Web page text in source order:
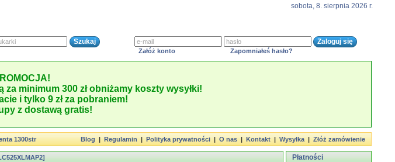
sobota, 8. sierpnia 2026 r.
Załóż konto Zapomniałeś hasło?
minimum 300 zł obniżamy koszty wysyłki!
i tylko 9 zł za pobraniem!
z dostawą gratis!
1300str Blog|Regulamin|Polityka prywatności|O nas|Kontakt|Wysyłka|Złóż zamówienie
Płatności